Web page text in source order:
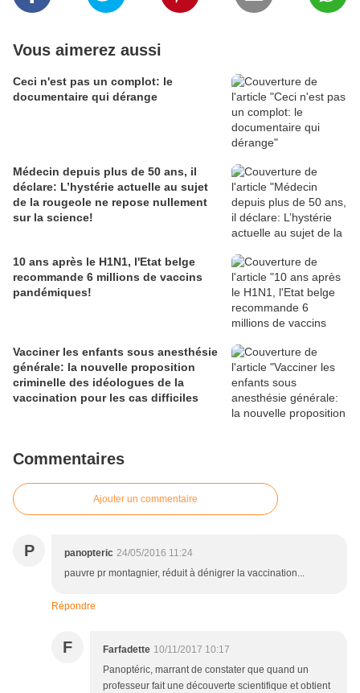
Vous aimerez aussi
Ceci n'est pas un complot: le
documentaire qui dérange
Médecin depuis plus de 50 ans, il
déclare: L’hystérie actuelle au sujet
de la rougeole ne repose nullement
sur la science!
10 ans après le H1N1, l'Etat belge
recommande 6 millions de vaccins
pandémiques!
Vacciner les enfants sous anesthésie
générale: la nouvelle proposition
criminelle des idéologues de la
vaccination pour les cas difficiles
Commentaires
Ajouter un commentaire
P panopteric 24/05/2016 11:24
pauvre pr montagnier, réduit à dénigrer la vaccination...
Répondre
F Farfadette 10/11/2017 10:17
Panoptéric, marrant de constater que quand un
professeur fait une découverte scientifique et obtient